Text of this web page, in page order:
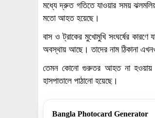
মধ্যে দ্রুত গতিতে যাওয়ার সময়
মতো আহত হয়েছে।
বাস ও ট্রাকের মুখোমুখি সংঘর্ষের
অবস্থায় আছে। তাদের নাম ঠিকানা
তেমন কোনো গুরুতর আহত না হওয়ায়
হাসপাতালে পাঠানো হয়েছে।
Bangla Photocard Generator